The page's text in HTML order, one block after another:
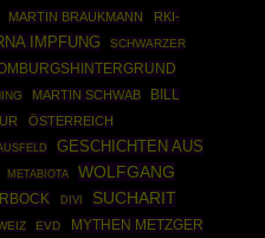
MARTIN BRAUKMANN
RKI-
IMPFUNG
SCHWARZER
MARTIN SCHWAB
BILL
ÖSTERREICH
GESCHICHTEN AUS
METABIOTA
WOLFGANG
DIVI
SUCHARIT
EVD MYTHEN METZGER